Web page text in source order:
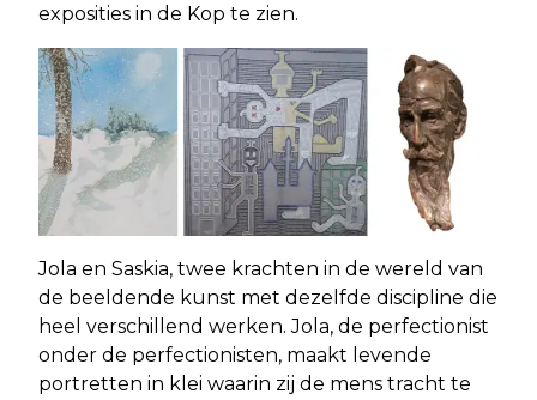
exposities in de Kop te zien.
Jola en Saskia, twee krachten in de wereld van
de beeldende kunst met dezelfde discipline die
heel verschillend werken. Jola, de perfectionist
onder de perfectionisten, maakt levende
portretten in klei waarin zij de mens tracht te